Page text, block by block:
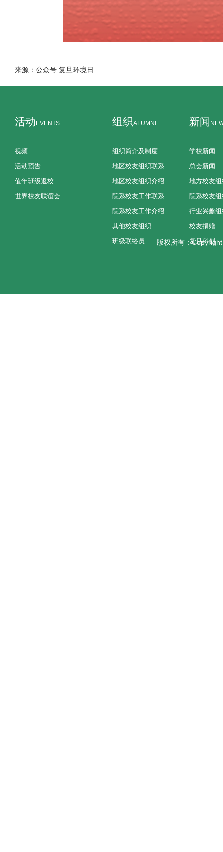
来源：公众号 复旦环境日
活动 EVENTS
视频
活动预告
值年班级返校
世界校友联谊会
组织ALUMNI
组织简介及制度
地区校友组织联系
地区校友组织介绍
院系校友工作联系
院系校友工作介绍
其他校友组织
班级联络员
新闻
学校新闻
总会新闻
地方校友组
院系校友组
行业兴趣组
校友捐赠
复旦科创
版权所有：